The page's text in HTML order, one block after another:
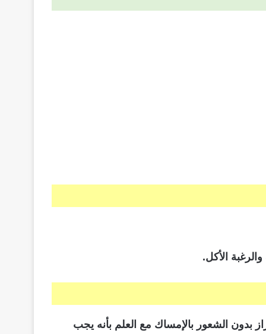
الأكل.
بدون الشعور بالإمساك مع العلم بأنه يجب